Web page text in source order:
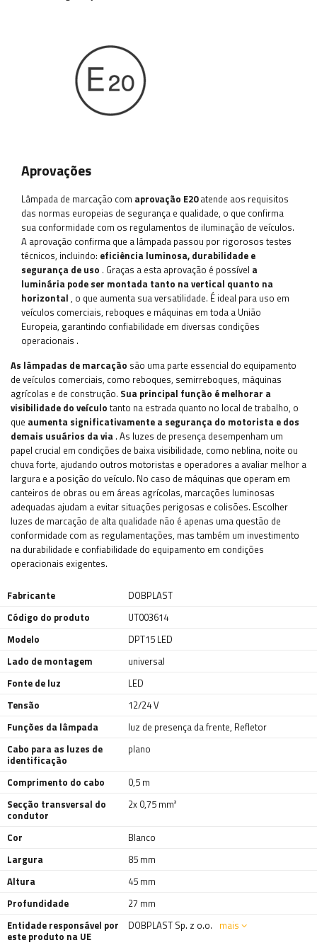
Aprovações
Lâmpada de marcação com aprovação E20 atende aos requisitos
das normas europeias de segurança e qualidade, o que confirma
sua conformidade com os regulamentos de iluminação de veículos.
A aprovação confirma que a lâmpada passou por rigorosos testes
técnicos, incluindo: eficiência luminosa, durabilidade e
segurança de uso . Graças a esta aprovação é possível a
luminária pode ser montada tanto na vertical quanto na
horizontal , o que aumenta sua versatilidade. É ideal para uso em
veículos comerciais, reboques e máquinas em toda a União
Europeia, garantindo confiabilidade em diversas condições
operacionais .
As lâmpadas de marcação são uma parte essencial do equipamento
de veículos comerciais, como reboques, semirreboques, máquinas
agrícolas e de construção. Sua principal função é melhorar a
visibilidade do veículo tanto na estrada quanto no local de trabalho, o
que aumenta significativamente a segurança do motorista e dos
demais usuários da via . As luzes de presença desempenham um
papel crucial em condições de baixa visibilidade, como neblina, noite ou
chuva forte, ajudando outros motoristas e operadores a avaliar melhor a
largura e a posição do veículo. No caso de máquinas que operam em
canteiros de obras ou em áreas agrícolas, marcações luminosas
adequadas ajudam a evitar situações perigosas e colisões. Escolher
luzes de marcação de alta qualidade não é apenas uma questão de
conformidade com as regulamentações, mas também um investimento
na durabilidade e confiabilidade do equipamento em condições
operacionais exigentes.
Fabricante
DOBPLAST
Código do produto
UT003614
Modelo
DPT15 LED
Lado de montagem
universal
Fonte de luz
LED
Tensão
12/24 V
Funções da lâmpada
luz de presença da frente, Refletor
Cabo para as luzes de
identificação
plano
Comprimento do cabo
0,5 m
Secção transversal do
condutor
2x 0,75 mm²
Cor
Blanco
Largura
85 mm
Altura
45 mm
Profundidade
27 mm
Entidade responsável por
este produto na UE
DOBPLAST Sp. z o.o. mais